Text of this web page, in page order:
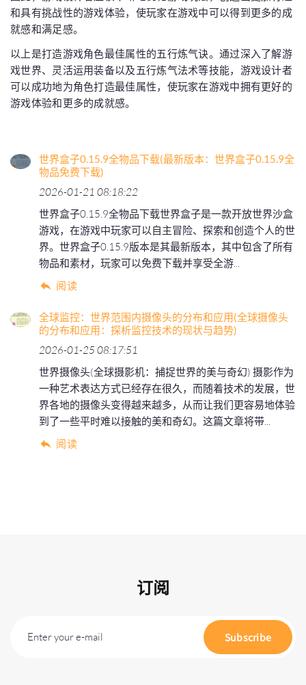
和具有挑战性的游戏体验，使玩家在游戏中可以得到更多的成
就感和满足感。
以上是打造游戏角色最佳属性的五行炼气诀。通过深入了解游
戏世界、灵活运用装备以及五行炼气法术等技能，游戏设计者
可以成功地为角色打造最佳属性，使玩家在游戏中拥有更好的
游戏体验和更多的成就感。
世界盒子0.15.9全物品下载(最新版本：世界盒子0.15.9全
物品免费下载)
2026-01-21 08:18:22
世界盒子0.15.9全物品下载世界盒子是一款开放世界沙盒
游戏，在游戏中玩家可以自主冒险、探索和创造个人的世
界。世界盒子0.15.9版本是其最新版本，其中包含了所有
物品和素材，玩家可以免费下载并享受全游...
阅读
全球监控：世界范围内摄像头的分布和应用(全球摄像头
的分布和应用：探析监控技术的现状与趋势)
2026-01-25 08:17:51
世界摄像头(全球摄影机：捕捉世界的美与奇幻) 摄影作为
一种艺术表达方式已经存在很久，而随着技术的发展，世
界各地的摄像头变得越来越多，从而让我们更容易地体验
到了一些平时难以接触的美和奇幻。这篇文章将带...
阅读
订阅
Enter your e-mail Subscribe